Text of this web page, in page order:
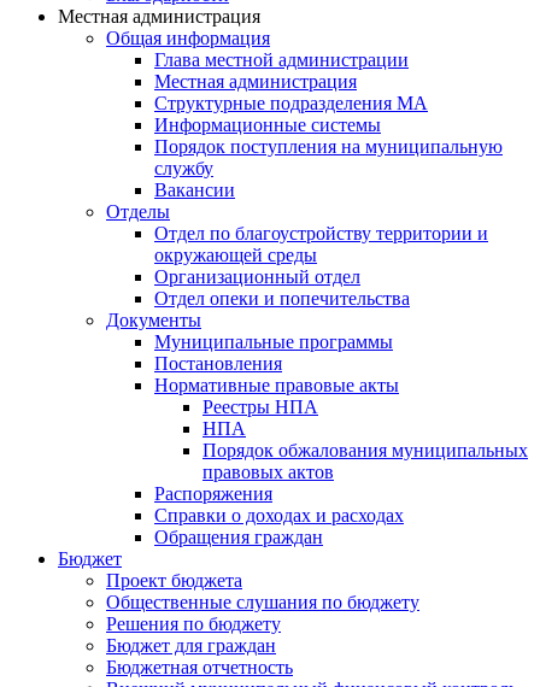
Местная администрация
Общая информация
Глава местной администрации
Местная администрация
Структурные подразделения МА
Информационные системы
Порядок поступления на муниципальную
службу
Вакансии
Отделы
Отдел по благоустройству территории и
окружающей среды
Организационный отдел
Отдел опеки и попечительства
Документы
Муниципальные программы
Постановления
Нормативные правовые акты
Реестры НПА
НПА
Порядок обжалования муниципальных
правовых актов
Распоряжения
Справки о доходах и расходах
Обращения граждан
Бюджет
Проект бюджета
Общественные слушания по бюджету
Решения по бюджету
Бюджет для граждан
Бюджетная отчетность